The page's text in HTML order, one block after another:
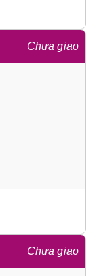
Chưa giao
Chưa giao